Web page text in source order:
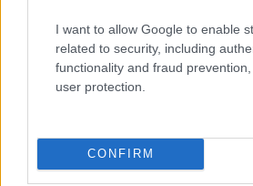
I want to allow Google to enable
related to security, including
functionality and fraud
user protection.
CONFIRM
επίσης από όλους τους
αξιωματούχους να μη
«πληροφορίες που δεν
να μεταδοθεί μέσα σε
οδηγία που θα εξηγεί ότι η